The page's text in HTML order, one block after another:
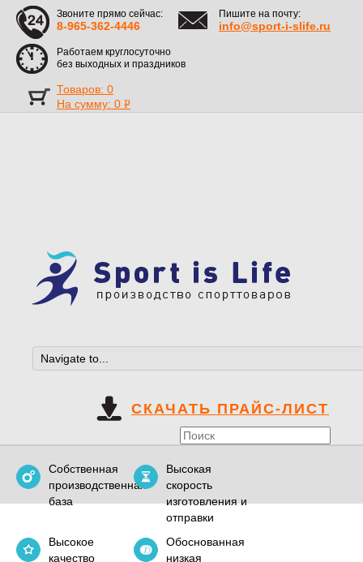
Звоните прямо сейчас:
8-965-362-4446
Пишите на почту:
info@sport-i-slife.ru
Работаем круглосуточно
без выходных и праздников
Товаров: 0
На сумму: 0 Р
СКАЧАТЬ ПРАЙС-ЛИСТ
Собственная
производственная
база
Высокая
скорость
изготовления и
отправки
Высокое
качество
Обоснованная
низкая